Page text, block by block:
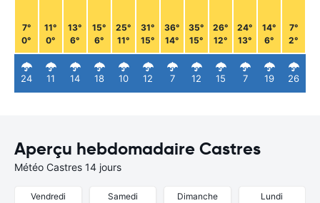
7°
0°
24
11°
0°
11
13°
6°
14
15°
6°
18
25°
11°
10
31°
15°
12
36°
14°
7
35°
15°
12
26°
12°
15
24°
13°
7
14°
6°
19
7°
2°
26
Aperçu hebdomadaire Castres
Météo Castres 14 jours
Vendredi
Samedi
Dimanche
Lundi